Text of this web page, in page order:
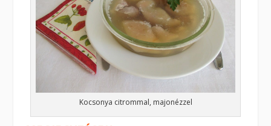
Kocsonya citrommal, majonézzel